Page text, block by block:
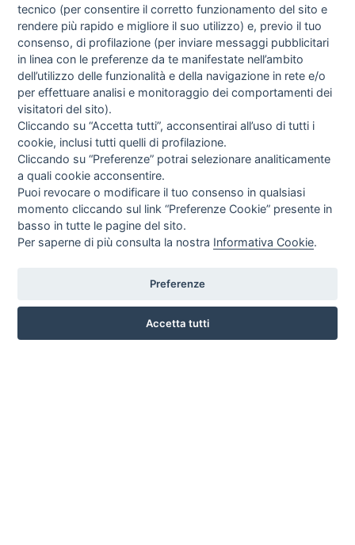
CORSO ITALIA 97 - 87032 CAMPORA SAN GIOVANNI (CS)
3476518234
tecnico (per consentire il corretto funzionamento del sito e
rendere più rapido e migliore il suo utilizzo) e, previo il tuo
consenso, di profilazione (per inviare messaggi pubblicitari
in linea con le preferenze da te manifestate nell’ambito
dell’utilizzo delle funzionalità e della navigazione in rete e/o
per effettuare analisi e monitoraggio dei comportamenti dei
visitatori del sito).
Cliccando su “Accetta tutti”, acconsentirai all’uso di tutti i
cookie, inclusi tutti quelli di profilazione.
Cliccando su “Preferenze” potrai selezionare analiticamente
a quali cookie acconsentire.
Puoi revocare o modificare il tuo consenso in qualsiasi
momento cliccando sul link “Preferenze Cookie” presente in
basso in tutte le pagine del sito.
Per saperne di più consulta la nostra Informativa Cookie.
Preferenze
Accetta tutti